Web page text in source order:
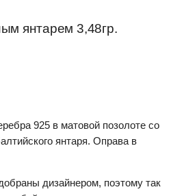
янтарем 3,48гр.
925 в матовой позолоте со
янтаря. Оправа в
дизайнером, поэтому так